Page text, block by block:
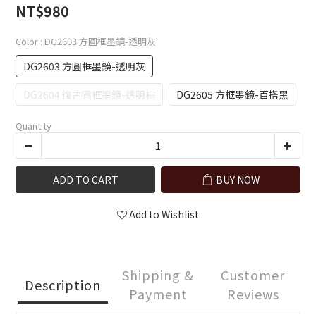
NT$980
Color : DG2603 方圓框墨鏡-透明灰
DG2603 方圓框墨鏡-透明灰
DG2604 復古圓框墨鏡-透明棕
DG2605 方框墨鏡-百搭黑
Quantity
ADD TO CART BUY NOW
Add to Wishlist
Description
Shipping &
Payment
Customer
Reviews